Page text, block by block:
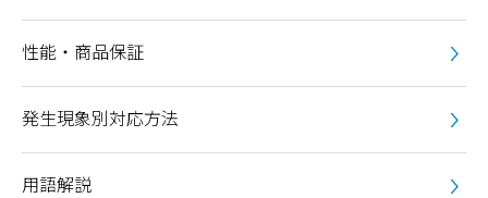
性能・商品保証
発生現象別対応方法
用語解説